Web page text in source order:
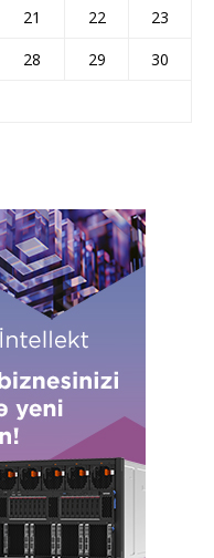
21 22
23
28 29
30